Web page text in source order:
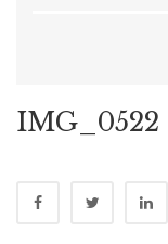
IMG_0522